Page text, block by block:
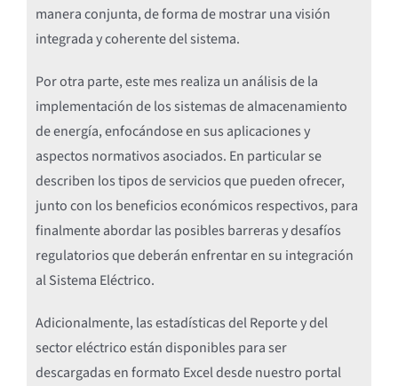
manera conjunta, de forma de mostrar una visión
integrada y coherente del sistema.
Por otra parte, este mes realiza un análisis de la
implementación de los sistemas de almacenamiento
de energía, enfocándose en sus aplicaciones y
aspectos normativos asociados. En particular se
describen los tipos de servicios que pueden ofrecer,
junto con los beneficios económicos respectivos, para
finalmente abordar las posibles barreras y desafíos
regulatorios que deberán enfrentar en su integración
al Sistema Eléctrico.
Adicionalmente, las estadísticas del Reporte y del
sector eléctrico están disponibles para ser
descargadas en formato Excel desde nuestro portal